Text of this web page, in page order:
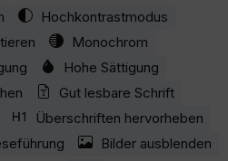
Hochkontrastmodus
Monochrom
Hohe Sättigung
Gut lesbare Schrift
Überschriften hervorheben
Bilder ausblenden